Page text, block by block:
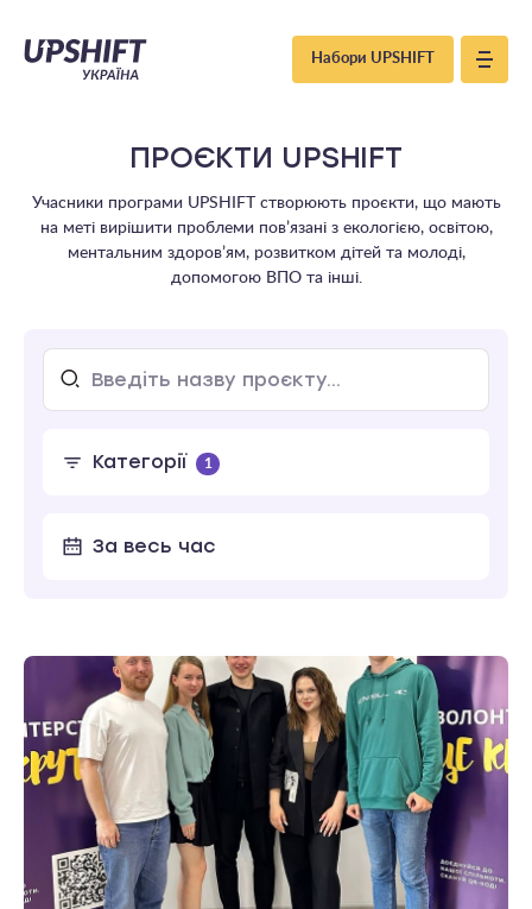
Upshift
Україна
Набори UPSHIFT
ПРОЄКТИ UPSHIFT
Учасники програми UPSHIFT створюють проєкти, що мають
на меті вирішити проблеми пов’язані з екологією, освітою,
ментальним здоров’ям, розвитком дітей та молоді,
допомогою ВПО та інші.
Категорії 1
За весь час